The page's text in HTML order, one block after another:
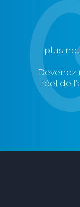
plus
Devenez
réel de